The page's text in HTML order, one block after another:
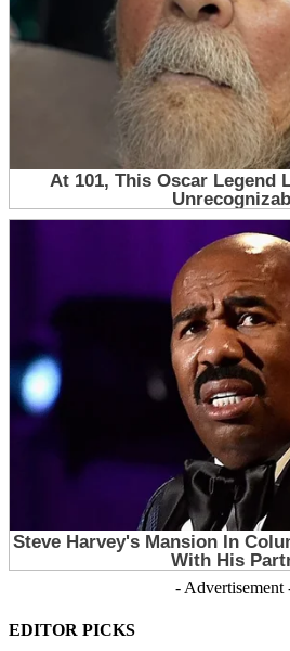
- Advertisement
EDITOR PICKS